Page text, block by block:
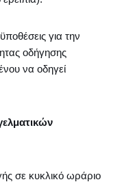
για την
οδήγησης
να οδηγεί
σε κυκλικό ωράριο